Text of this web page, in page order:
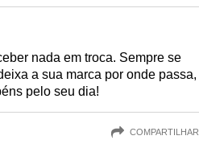
nada em troca. Sempre se
a sua marca por onde passa,
pelo seu dia!
COMPARTILHAR